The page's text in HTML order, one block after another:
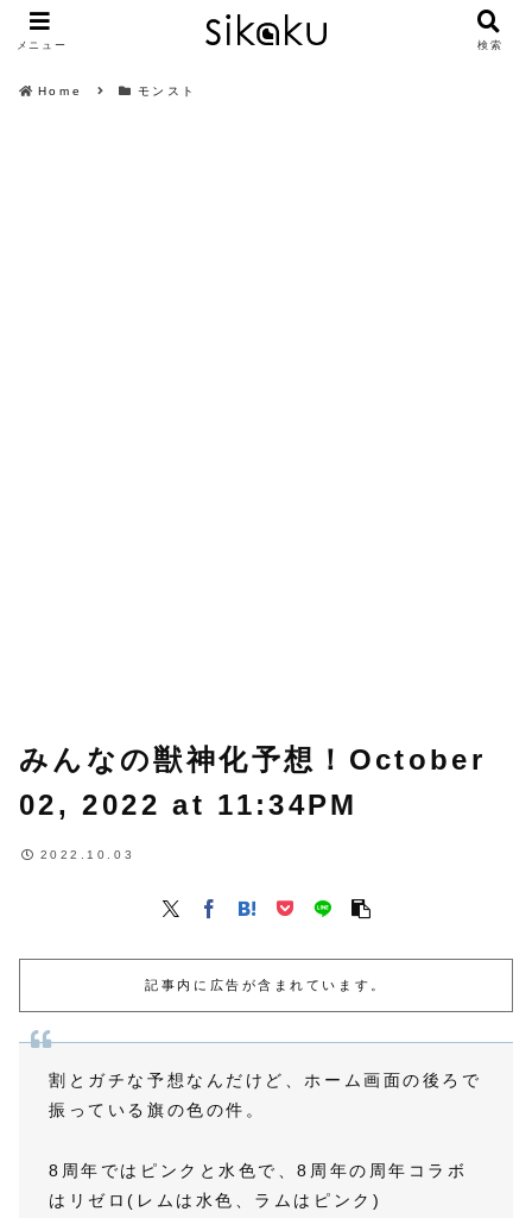
Home モンスト
みんなの獣神化予想！October
02, 2022 at 11:34PM
2022.10.03
記事内に広告が含まれています。
割とガチな予想なんだけど、ホーム画面の後ろで
振っている旗の色の件。
8周年ではピンクと水色で、8周年の周年コラボ
はリゼロ(レムは水色、ラムはピンク)
メニュー 検索